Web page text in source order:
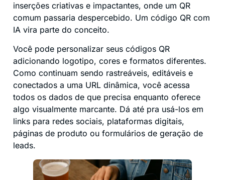
inserções criativas e impactantes, onde um QR
comum passaria despercebido. Um código QR com
IA vira parte do conceito.
Você pode personalizar seus códigos QR
adicionando logotipo, cores e formatos diferentes.
Como continuam sendo rastreáveis, editáveis e
conectados a uma URL dinâmica, você acessa
todos os dados de que precisa enquanto oferece
algo visualmente marcante. Dá até pra usá-los em
links para redes sociais, plataformas digitais,
páginas de produto ou formulários de geração de
leads.